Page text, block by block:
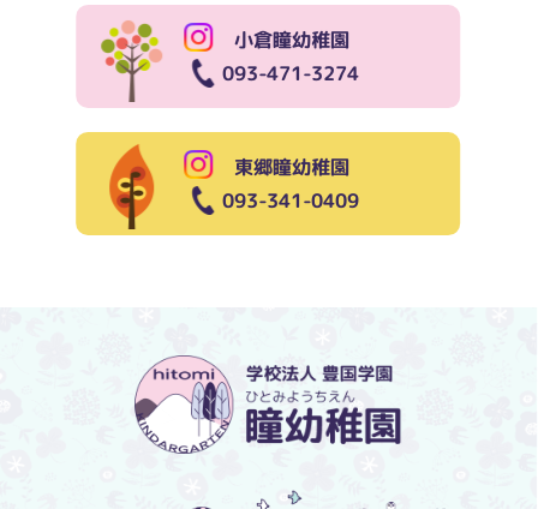
小倉瞳幼稚園
093-471-3274
東郷瞳幼稚園
093-341-0409